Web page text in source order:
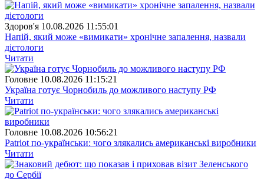
Здоров'я 10.08.2026 11:55:01
Напій, який може «вимикати» хронічне запалення, назвали
дієтологи
Читати
Головне 10.08.2026 11:15:21
Україна готує Чорнобиль до можливого наступу РФ
Читати
Головне 10.08.2026 10:56:21
Patriot по-українськи: чого злякались американські виробники
Читати